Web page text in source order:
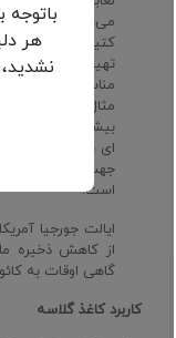
می‌شود. از این
کتینگ سطح
تهیه شود. این
مناسب می کند. از
مثال: مکمل در
بیشترین استفاده
ای نزدیک ممکن
جهت استفاده از
است.
ایالت جورجیا
از کاهش ذخیره
گاهی اوقات به
کاربرد کاغذ گلاسه
هر